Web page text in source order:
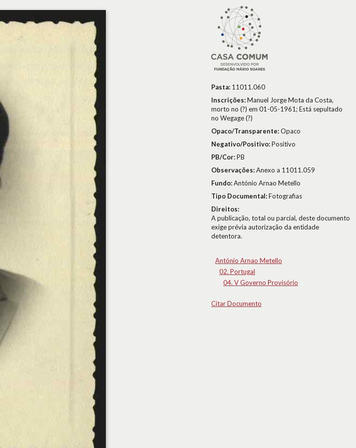
Pasta: 11011.060
Inscrições:Manuel Jorge Mota da Costa,
morto no (?) em 01-05-1961; Está sepultado
no Wegage (?)
Opaco/Transparente:Opaco
Negativo/Positivo:Positivo
PB/Cor:PB
Observações:Anexo a 11011.059
Fundo:António Arnao Metello
Tipo Documental:Fotografias
Direitos:
A publicação, total ou parcial, deste documento
exige prévia autorização da entidade
detentora.
António Arnao Metello
02. Portugal
04. V Governo Provisório
Citar Documento